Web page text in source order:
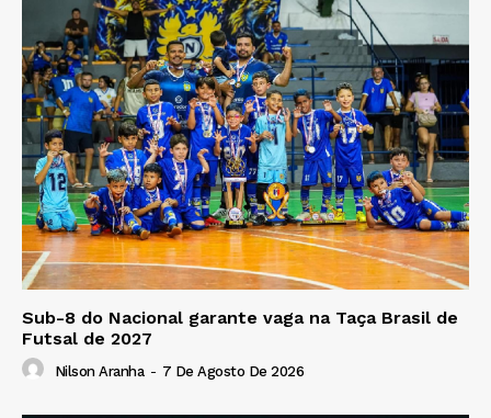
Sub-8 do Nacional garante vaga na Taça Brasil de
Futsal de 2027
Nilson Aranha - 7 De Agosto De 2026